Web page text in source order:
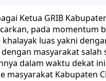
Ketua GRIB
pada momentum
luas yakni
masyarakat salah
dalam waktu dekat
masyarakat Kabupaten